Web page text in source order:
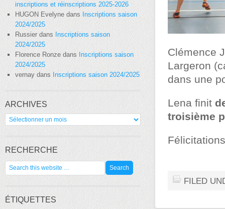
Clémence
Largeron
dans une
Lena finit
troisième
FILED
inscriptions et réinscriptions 2025-2026
HUGON Evelyne dans Inscriptions saison
2024/2025
Russierdans Inscriptions saison
2024/2025
Florence Ronze dans Inscriptions saison
2024/2025
vernay dans Inscriptions saison 2024/2025
ARCHIVES
Archives
RECHERCHE
ÉTIQUETTES